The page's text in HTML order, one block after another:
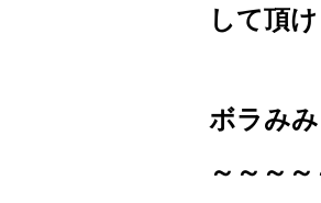
して頂
ボラみ
～～～